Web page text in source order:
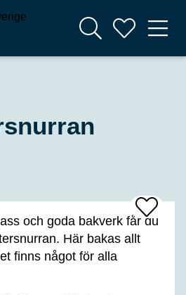
Add
To
Favrites
och goda bakverk får du
Här bakas allt
finns något för alla